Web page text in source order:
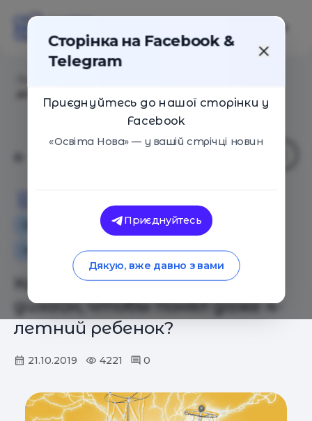
Особистий досвід Як це працює
Іноземний досвід
Как объяснить графический
дизайн, чтобы понял даже 4-
летний ребенок?
21.10.2019 4221 0
Сторінка на Facebook &
Telegram
Приєднуйтесь до нашої сторінки у
Facebook
«Освіта Нова» — у вашій стрічці новин
Приєднуйтесь
Дякую, вже давно з вами